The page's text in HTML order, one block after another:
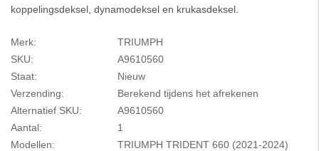
koppelingsdeksel, dynamodeksel en krukasdeksel.
Merk:
TRIUMPH
SKU:
A9610560
Staat:
Nieuw
Verzending:
Berekend tijdens het afrekenen
Alternatief SKU:
A9610560
Aantal:
1
Modellen:
TRIUMPH TRIDENT 660 (2021-2024)